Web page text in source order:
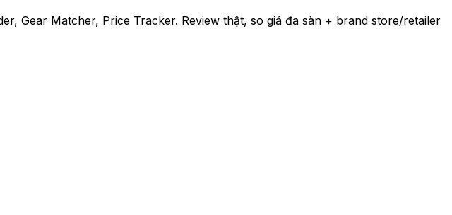
Gear Matcher, Price Tracker. Review thật, so giá đa sàn + brand store/retailer